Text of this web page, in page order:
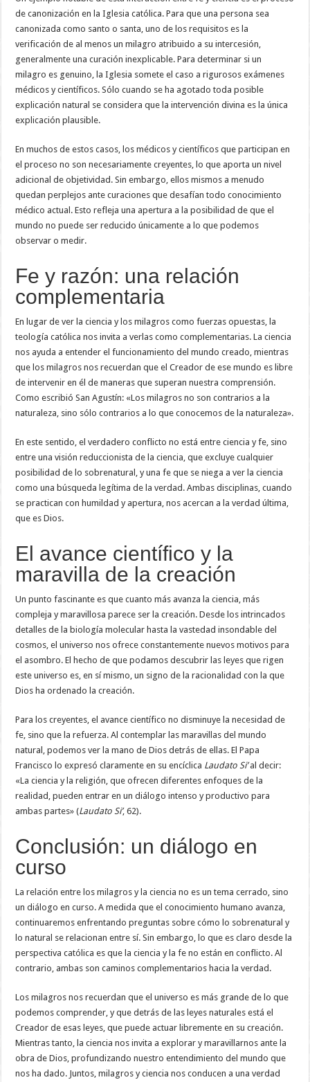
de canonización en la Iglesia católica. Para que una persona sea
canonizada como santo o santa, uno de los requisitos es la
verificación de al menos un milagro atribuido a su intercesión,
generalmente una curación inexplicable. Para determinar si un
milagro es genuino, la Iglesia somete el caso a rigurosos exámenes
médicos y científicos. Sólo cuando se ha agotado toda posible
explicación natural se considera que la intervención divina es la única
explicación plausible.
En muchos de estos casos, los médicos y científicos que participan en
el proceso no son necesariamente creyentes, lo que aporta un nivel
adicional de objetividad. Sin embargo, ellos mismos a menudo
quedan perplejos ante curaciones que desafían todo conocimiento
médico actual. Esto refleja una apertura a la posibilidad de que el
mundo no puede ser reducido únicamente a lo que podemos
observar o medir.
Fe y razón: una relación
complementaria
En lugar de ver la ciencia y los milagros como fuerzas opuestas, la
teología católica nos invita a verlas como complementarias. La ciencia
nos ayuda a entender el funcionamiento del mundo creado, mientras
que los milagros nos recuerdan que el Creador de ese mundo es libre
de intervenir en él de maneras que superan nuestra comprensión.
Como escribió San Agustín: «Los milagros no son contrarios a la
naturaleza, sino sólo contrarios a lo que conocemos de la naturaleza».
En este sentido, el verdadero conflicto no está entre ciencia y fe, sino
entre una visión reduccionista de la ciencia, que excluye cualquier
posibilidad de lo sobrenatural, y una fe que se niega a ver la ciencia
como una búsqueda legítima de la verdad. Ambas disciplinas, cuando
se practican con humildad y apertura, nos acercan a la verdad última,
que es Dios.
El avance científico y la
maravilla de la creación
Un punto fascinante es que cuanto más avanza la ciencia, más
compleja y maravillosa parece ser la creación. Desde los intrincados
detalles de la biología molecular hasta la vastedad insondable del
cosmos, el universo nos ofrece constantemente nuevos motivos para
el asombro. El hecho de que podamos descubrir las leyes que rigen
este universo es, en sí mismo, un signo de la racionalidad con la que
Dios ha ordenado la creación.
Para los creyentes, el avance científico no disminuye la necesidad de
fe, sino que la refuerza. Al contemplar las maravillas del mundo
natural, podemos ver la mano de Dios detrás de ellas. El Papa
Francisco lo expresó claramente en su encíclica Laudato Si’al decir:
«La ciencia y la religión, que ofrecen diferentes enfoques de la
realidad, pueden entrar en un diálogo intenso y productivo para
ambas partes» (Laudato Si’, 62).
Conclusión: un diálogo en
curso
La relación entre los milagros y la ciencia no es un tema cerrado, sino
un diálogo en curso. A medida que el conocimiento humano avanza,
continuaremos enfrentando preguntas sobre cómo lo sobrenatural y
lo natural se relacionan entre sí. Sin embargo, lo que es claro desde la
perspectiva católica es que la ciencia y la fe no están en conflicto. Al
contrario, ambas son caminos complementarios hacia la verdad.
Los milagros nos recuerdan que el universo es más grande de lo que
podemos comprender, y que detrás de las leyes naturales está el
Creador de esas leyes, que puede actuar libremente en su creación.
Mientras tanto, la ciencia nos invita a explorar y maravillarnos ante la
obra de Dios, profundizando nuestro entendimiento del mundo que
nos ha dado. Juntos, milagros y ciencia nos conducen a una verdad